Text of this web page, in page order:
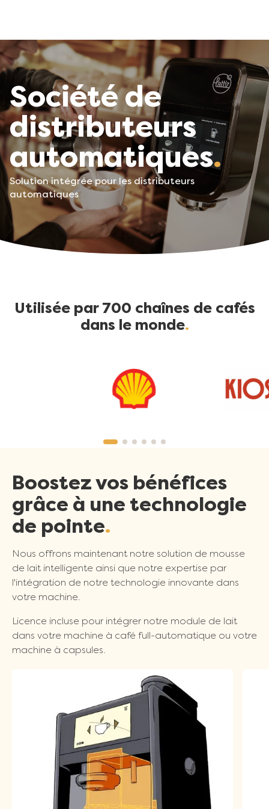
Société de
distributeurs
automatiques
Solution intégrée pour les distributeurs
automatiques
Utilisée par 700 chaînes de cafés
dans le monde
Boostez vos bénéfices
grâce à une technologie
de pointe
Nous offrons maintenant notre solution de mousse
de lait intelligente ainsi que notre expertise par
l'intégration de notre technologie innovante dans
votre machine.
Licence incluse pour intégrer notre module de lait
dans votre machine à café full-automatique ou votre
machine à capsules.